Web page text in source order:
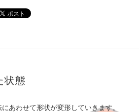
状態
にあわせて形状が変形していきます。